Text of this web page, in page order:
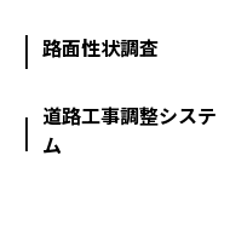
路面性状調査
道路工事調整システ
ム